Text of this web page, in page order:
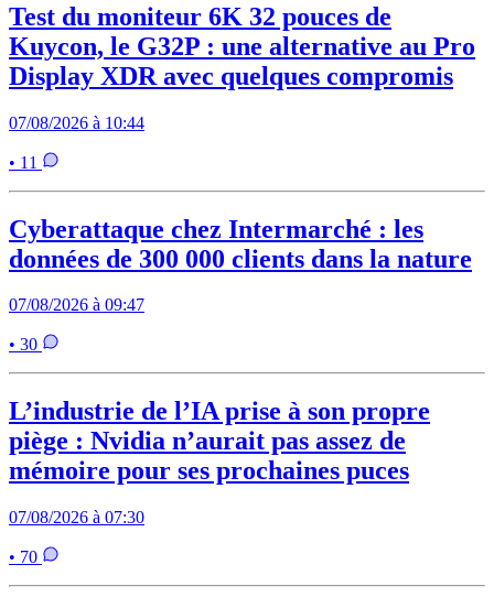
Test du moniteur 6K 32 pouces de
Kuycon, le G32P : une alternative au Pro
Display XDR avec quelques compromis
07/08/2026 à 10:44
• 11
Cyberattaque chez Intermarché : les
données de 300 000 clients dans la nature
07/08/2026 à 09:47
• 30
L’industrie de l’IA prise à son propre
piège : Nvidia n’aurait pas assez de
mémoire pour ses prochaines puces
07/08/2026 à 07:30
• 70